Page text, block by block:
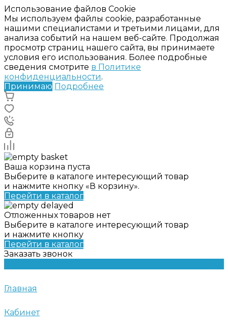
Использование файлов Cookie
Мы используем файлы cookie, разработанные
нашими специалистами и третьими лицами, для
анализа событий на нашем веб-сайте. Продолжая
просмотр страниц нашего сайта, вы принимаете
условия его использования. Более подробные
сведения смотрите в Политике
конфиденциальности.
Принимаю Подробнее
Ваша корзина пуста
Выберите в каталоге интересующий товар
и нажмите кнопку «В корзину».
Перейти в каталог
Отложенных товаров нет
Выберите в каталоге интересующий товар
и нажмите кнопку
Перейти в каталог
Заказать звонок
Главная
Кабинет